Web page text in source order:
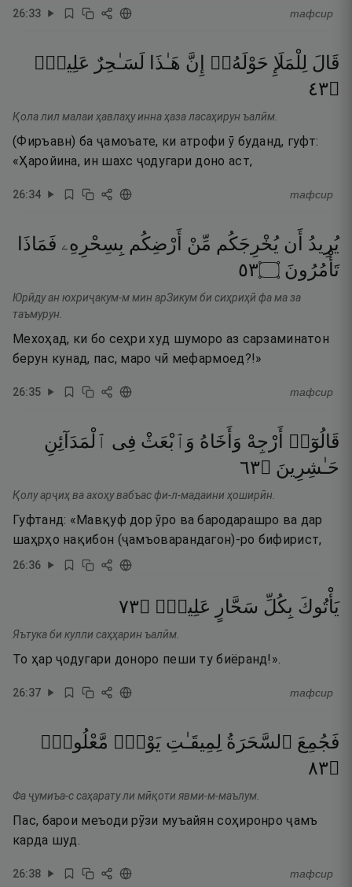
26:33 тафсир
قَالَ لِلْمَلَإِ حَوْلَهُۥٓ إِنَّ هَـٰذَا لَسَـٰحِرٌ عَلِيمٌۭ
۝٣٤
Қола лил малаи ҳавлаҳу инна ҳаза ласаҳирун ъалӣм.
(Фиръавн) ба ҷамоъате, ки атрофи ӯ буданд, гуфт:
«Ҳаройина, ин шахс ҷодугари доно аст,
26:34 тафсир
يُرِيدُ أَن يُخْرِجَكُم مِّنْ أَرْضِكُم بِسِحْرِهِۦ فَمَاذَا
تَأْمُرُونَ ۝٣٥
Юрӣду ан юхриҷакум-м мин арЗикум би сиҳриҳӣ фа ма за
таъмурун.
Мехоҳад, ки бо сеҳри худ шуморо аз сарзаминатон
берун кунад, пас, маро чӣ мефармоед?!»
26:35 тафсир
قَالُوٓا۟ أَرْجِهْ وَأَخَاهُ وَٱبْعَثْ فِى ٱلْمَدَآئِنِ
حَـٰشِرِينَ ۝٣٦
Қолу арҷиҳ ва ахоҳу вабъас фи-л-мадаини ҳоширӣн.
Гуфтанд: «Мавқуф дор ӯро ва бародарашро ва дар
шаҳрҳо нақибон (ҷамъоварандагон)-ро бифирист,
26:36
يَأْتُوكَ بِكُلِّ سَحَّارٍ عَلِيمٍۢ ۝٣٧
Яътука би кулли саҳҳарин ъалӣм.
То ҳар ҷодугари доноро пеши ту биёранд!».
26:37 тафсир
فَجُمِعَ ٱلسَّحَرَةُ لِمِيقَـٰتِ يَوْمٍۢ مَّعْلُومٍۢ
۝٣٨
Фа ҷумиъа-с саҳарату ли мӣқоти явми-м-маълум.
Пас, барои меъоди рӯзи муъайян соҳиронро ҷамъ
карда шуд.
26:38 тафсир